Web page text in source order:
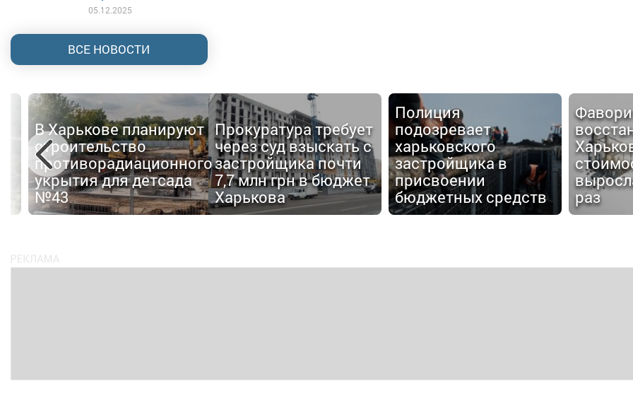
05.12.2025
ВСЕ НОВОСТИ
Прокуратура требует
через суд взыскать с
застройщика почти
7,7 млн грн в бюджет
Харькова
Полиция
подозревает
харьковского
застройщика в
присвоении
бюджетных средств
Фаворит
восстановления
Харькова изменился:
стоимость ремонтов
выросла в несколько
раз
поле